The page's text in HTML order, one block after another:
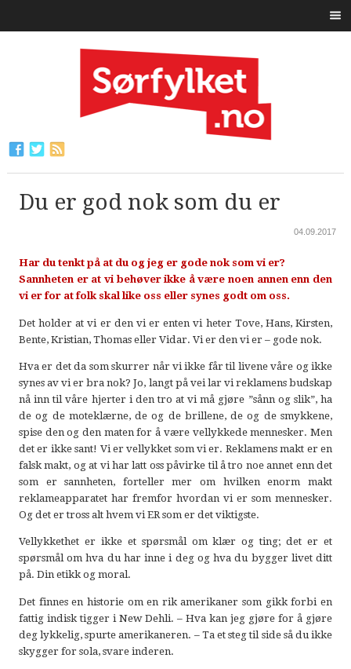
Du er god nok som du er
04.09.2017
Har du tenkt på at du og jeg er gode nok som vi er?
Sannheten er at vi behøver ikke å være noen annen enn den
vi er for at folk skal like oss eller synes godt om oss.
Det holder at vi er den vi er enten vi heter Tove, Hans, Kirsten,
Bente, Kristian, Thomas eller Vidar. Vi er den vi er – gode nok.
Hva er det da som skurrer når vi ikke får til livene våre og ikke
synes av vi er bra nok? Jo, langt på vei lar vi reklamens budskap
nå inn til våre hjerter i den tro at vi må gjøre ”sånn og slik”, ha
de og de moteklærne, de og de brillene, de og de smykkene,
spise den og den maten for å være vellykkede mennesker. Men
det er ikke sant! Vi er vellykket som vi er. Reklamens makt er en
falsk makt, og at vi har latt oss påvirke til å tro noe annet enn det
som er sannheten, forteller mer om hvilken enorm makt
reklameapparatet har fremfor hvordan vi er som mennesker.
Og det er tross alt hvem vi ER som er det viktigste.
Vellykkethet er ikke et spørsmål om klær og ting; det er et
spørsmål om hva du har inne i deg og hva du bygger livet ditt
på. Din etikk og moral.
Det finnes en historie om en rik amerikaner som gikk forbi en
fattig indisk tigger i New Dehli. – Hva kan jeg gjøre for å gjøre
deg lykkelig, spurte amerikaneren. – Ta et steg til side så du ikke
skygger for sola, svare inderen.